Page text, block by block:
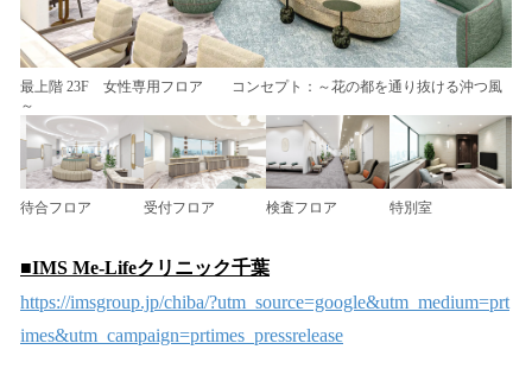
す
最上階 23F 女性専用フロア コンセプト：～花の都を通り抜ける沖つ風
～
待合フロア 受付フロア 検査フロア 特別室
■IMS Me-Lifeクリニック千葉
https://imsgroup.jp/chiba/?utm_source=google&utm_medium=prt
imes&utm_campaign=prtimes_pressrelease